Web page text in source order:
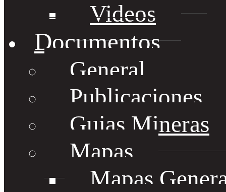
Videos
Documentos
General
Publicaciones
Guias Mineras
Mapas
Mapas